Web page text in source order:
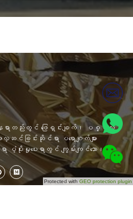
ာတည်းတွင် ဖြေရှင်းချက်၊ ပစ္စည်း
င်ခြင်းဆိုင်ရာ ပရောဂျက်များ
းမှုပေးရာတွင် ကျွမ်းကျင်သော၊
Protected with GEO protection plugin